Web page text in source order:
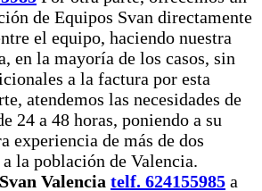
de Equipos Svan directamente
el equipo, haciendo nuestra
en la mayoría de los casos, sin
a la factura por esta
atendemos las necesidades de
24 a 48 horas, poniendo a su
experiencia de más de dos
la población de Valencia.
Valencia telf. 624155985 a